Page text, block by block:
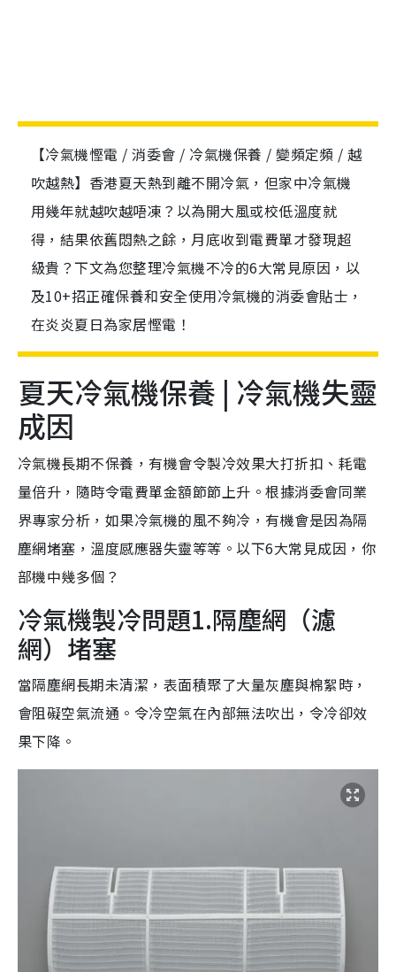
【冷氣機慳電 / 消委會 / 冷氣機保養 / 變頻定頻 / 越
吹越熱】香港夏天熱到離不開冷氣，但家中冷氣機
用幾年就越吹越唔凍？以為開大風或校低溫度就
得，結果依舊悶熱之餘，月底收到電費單才發現超
級貴？下文為您整理冷氣機不冷的6大常見原因，以
及10+招正確保養和安全使用冷氣機的消委會貼士，
在炎炎夏日為家居慳電！
夏天冷氣機保養 | 冷氣機失靈
成因
冷氣機長期不保養，有機會令製冷效果大打折扣、耗電
量倍升，隨時令電費單金額節節上升。根據消委會同業
界專家分析，如果冷氣機的風不夠冷，有機會是因為隔
塵網堵塞，溫度感應器失靈等等。以下6大常見成因，你
部機中幾多個？
冷氣機製冷問題1.隔塵網（濾
網）堵塞
當隔塵網長期未清潔，表面積聚了大量灰塵與棉絮時，
會阻礙空氣流通。令冷空氣在內部無法吹出，令冷卻效
果下降。